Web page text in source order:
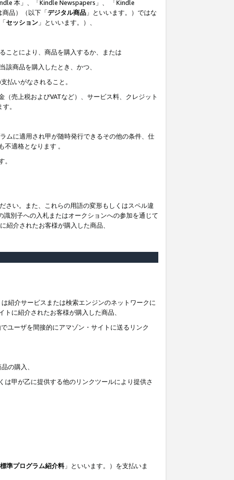
本」、「Kindle Newspapers」、 「Kindle
品）（以下「デジタル商品 」といいます。）ではな
セッション 」といいます。）、
ことにより、商品を購入するか、または
商品を購入したとき、かつ、
払いがなされること。
売上税およびVATなど）、サービス料、クレジット
。
ムに適用され甲が随時発行できるその他の条件、仕
適格となります 。
さい。また、これらの用語の変形もしくはスペル違
別子への入札またはオークションへの参加を通じて
紹介されたお客様が購入した商品、
紹介サービスまたは検索エンジンのネットワークに
に紹介されたお客様が購入した商品、
ユーザを間接的にアマゾン・サイトに送るリンク
の購入、
甲が乙に提供する他のリンクツールにより提供さ
標準プログラム紹介料」といいます。）を支払いま